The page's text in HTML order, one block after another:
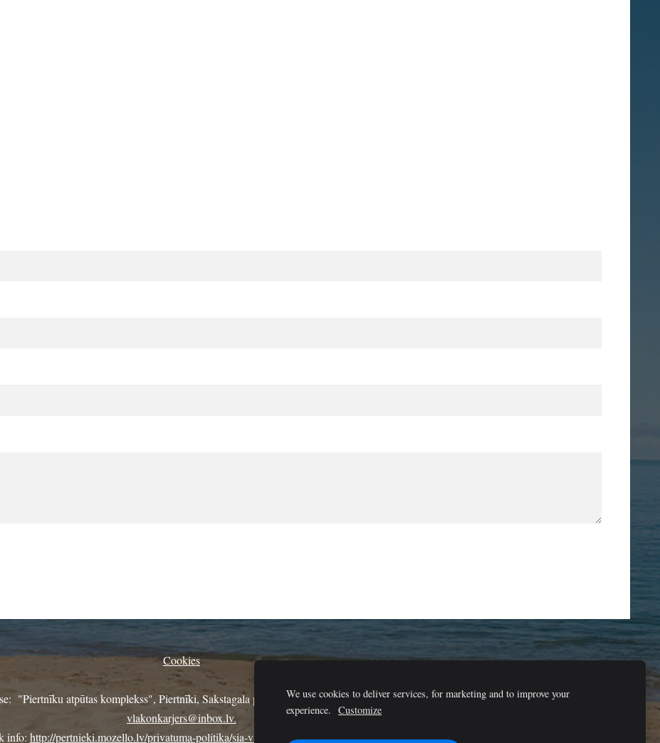
Cookies
"Piertnīku atpūtas komplekss", Piertnīki, Sakstagala pagasts, Rēzeknes novads, LV-4645Kontakttālrunis: 29417333, e-pasts:
vlakonkarjers@inbox.lv.
info: http://pertnieki.mozello.lv/privatuma-politika/sia-vlakon-datu-privatuma-politika/
We use cookies to deliver services, for marketing and to improve your
experience. Customize